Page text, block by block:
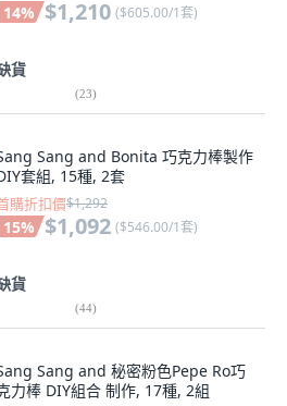
14% $1,210 ($605.00/1套)
貨
(23)
Sang and Bonita 巧克力棒製作
套組, 15種, 2套
購折扣價$1,292
15% $1,092 ($546.00/1套)
貨
(44)
Sang and 秘密粉色Pepe Ro巧
力棒 DIY組合 制作, 17種, 2組